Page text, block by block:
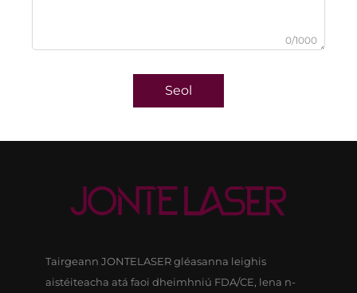
0/1000
Seol
Tairgeann JONTELASER gléasanna leighis
aistéiteacha atá faoi dheimhniú FDA/CE, lena n-